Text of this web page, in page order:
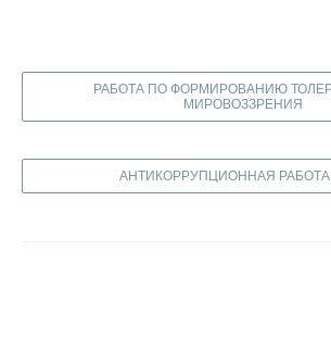
РАБОТА ПО ФОРМИРОВАНИЮ
МИРОВОЗЗРЕНИЯ
АНТИКОРРУПЦИОННАЯ РАБОТА